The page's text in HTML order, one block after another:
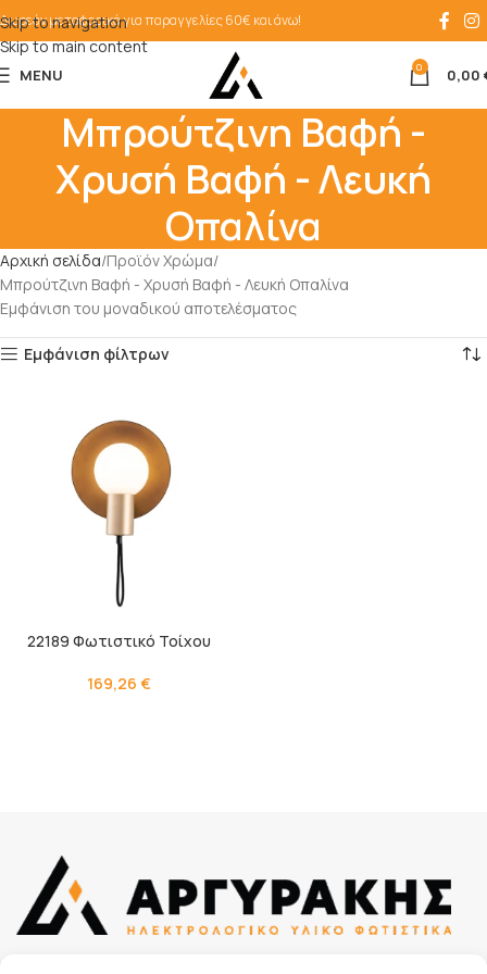
Skip to navigation
Skip to main content
Δωρεάν μεταφορικά για παραγγελίες 60€ και άνω!
MENU 0 0,00
Μπρούτζινη Βαφή -
Χρυσή Βαφή - Λευκή
Οπαλίνα
Αρχική σελίδα Προϊόν Χρώμα
Μπρούτζινη Βαφή - Χρυσή Βαφή - Λευκή Οπαλίνα
Εμφάνιση του μοναδικού αποτελέσματος
Εμφάνιση φίλτρων
22189 Φωτιστικό Τοίχου
169,26 €